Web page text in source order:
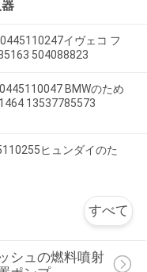
イヴェコ フ
504088823
BMWのため
13537785573
ヒュンダイのた
すべて
シュの燃料噴射